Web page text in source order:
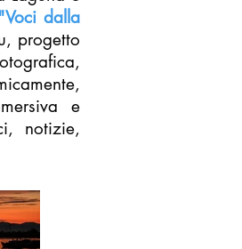
dalla
progetto
e
notizie,